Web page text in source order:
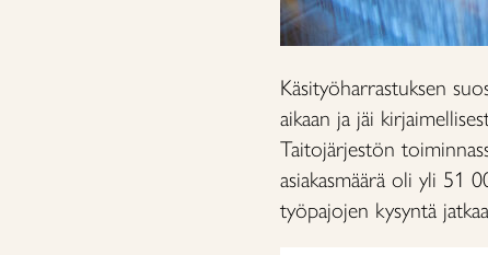
Käsityöharrastuksen
aikaan ja jäi
Taitojärjestön
asiakasmäärä oli yli 51
työpajojen kysyntä